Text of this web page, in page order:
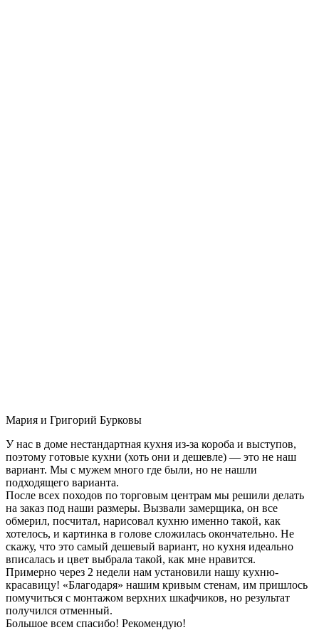
Мария и Григорий Бурковы
У нас в доме нестандартная кухня из-за короба и выступов,
поэтому готовые кухни (хоть они и дешевле) — это не наш
вариант. Мы с мужем много где были, но не нашли
подходящего варианта.
После всех походов по торговым центрам мы решили делать
на заказ под наши размеры. Вызвали замерщика, он все
обмерил, посчитал, нарисовал кухню именно такой, как
хотелось, и картинка в голове сложилась окончательно. Не
скажу, что это самый дешевый вариант, но кухня идеально
вписалась и цвет выбрала такой, как мне нравится.
Примерно через 2 недели нам установили нашу кухню-
красавицу! «Благодаря» нашим кривым стенам, им пришлось
помучиться с монтажом верхних шкафчиков, но результат
получился отменный.
Большое всем спасибо! Рекомендую!